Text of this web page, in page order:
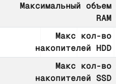
Максимальный объем
RAM
Макс кол-во
накопителей HDD
Макс кол-во
накопителей SSD